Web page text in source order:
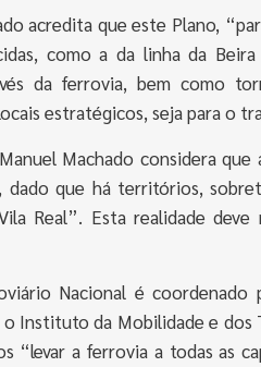
acredita que este Plano,
como a da linha da
da ferrovia, bem como
estratégicos, seja para o
Machado considera
que há territórios,
Real”. Esta realidade
Nacional é
o Instituto da Mobilidade e
“levar a ferrovia a todas as